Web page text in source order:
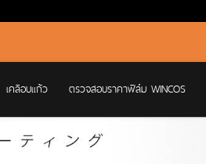
เคลือบแก้ว ตรวจสอบราคาฟิล์ม WINCOS